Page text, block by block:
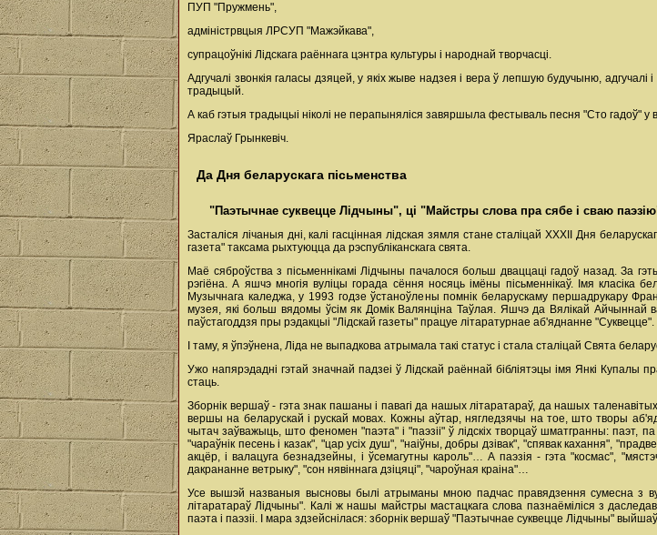
ПУП "Пружмень",
адміністрвцыя ЛРСУП "Мажэйкава",
супрацоўнікі Лідскага раённага цэнтра культуры і народнай творчасці.
Адгучалі звонкія галасы дзяцей, у якіх жыве надзея і вера ў лепшую будучыню,
традыцый.
А каб гэтыя традыцыі ніколі не перапыняліся завяршыла фестываль песня "Сто гадоў" у
Яраслаў Грынкевіч.
Да Дня беларускага пісьменства
"Паэтычнае суквецце Лідчыны", ці "Майстры слова пра сябе і сваю
Засталіся лічаныя дні, калі гасцінная лідская зямля стане сталіцай XXXII Дня
газета" таксама рыхтуюцца да рэспубліканскага свята.
Маё сяброўства з пісьменнікамі Лідчыны пачалося больш дваццаці гадоў назад. За
рэгіёна. А яшчэ многія вуліцы горада сёння носяць імёны пісьменнікаў. Імя
Музычнага каледжа, у 1993 годзе ўстаноўлены помнік беларускаму першадрукару
музея, які больш вядомы ўсім як Домік Валянціна Таўлая. Яшчэ да Вялікай Айчыннай
паўстагоддзя пры рэдакцыі "Лідскай газеты" працуе літаратурнае аб'яднанне "Суквецце".
І таму, я ўпэўнена, Ліда не выпадкова атрымала такі статус і стала сталіцай Свята
Ужо напярэдадні гэтай значнай падзеі ў Лідскай раённай бібліятэцы імя Янкі
стаць.
Зборнік вершаў - гэта знак пашаны і павагі да нашых літаратараў, да нашых
вершы на беларускай і рускай мовах. Кожны аўтар, нягледзячы на тое, што творы
чытач заўважыць, што феномен "паэта" і "паэзіі" ў лідскіх творцаў шматгранны: паэт,
"чараўнік песень і казак", "цар усіх душ", "наіўны, добры дзівак", "спявак кахання",
акцёр, і валацуга безнадзейны, і ўсемагутны кароль"… А паэзія - гэта "космас",
дакрананне ветрыку", "сон нявіннага дзіцяці", "чароўная краіна"…
Усе вышэй названыя высновы былі атрыманы мною падчас правядзення сумесна з
літаратараў Лідчыны". Калі ж нашы майстры мастацкага слова пазнаёміліся з
паэта і паэзіі. І мара здзейснілася: зборнік вершаў "Паэтычнае суквецце Лідчыны"